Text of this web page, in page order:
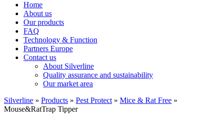
Home
About us
Our products
FAQ
Technology & Function
Partners Europe
Contact us
About Silverline
Quality assurance and sustainability
Our market area
Silverline » Products » Pest Protect » Mice & Rat Free »
Mouse&RatTrap Tipper